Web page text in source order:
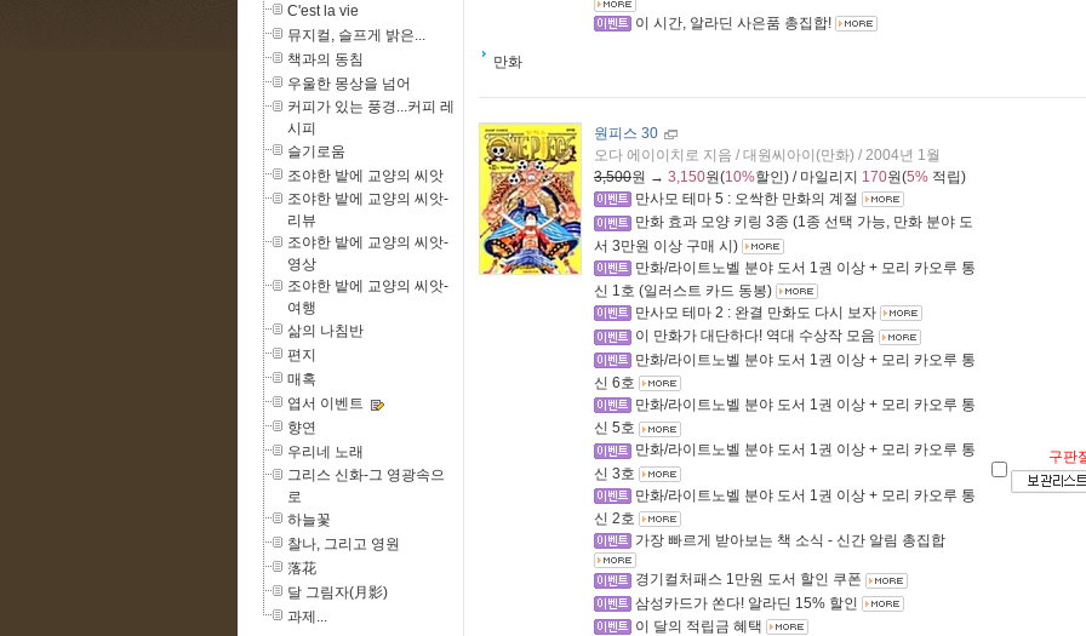
C'est la vie
뮤지컬, 슬프게 밝은...
책과의 동침
우울한 몽상을 넘어
커피가 있는 풍경...커피 레
시피
슬기로움
조야한 밭에 교양의 씨앗
조야한 밭에 교양의 씨앗-
리뷰
조야한 밭에 교양의 씨앗-
영상
조야한 밭에 교양의 씨앗-
여행
삶의 나침반
편지
매혹
엽서 이벤트
향연
우리네 노래
그리스 신화-그 영광속으
로
하늘꽃
찰나, 그리고 영원
落花
달 그림자(月影)
과제...
이 시간, 알라딘 사은품 총집합!
만화
원피스 30
오다 에이이치로 지음 / 대원씨아이(만화) / 2004년 1월
3,500원 → 3,150원(10%할인) / 마일리지 170원(5% 적립)
만사모 테마 5 : 오싹한 만화의 계절
만화 효과 모양 키링 3종 (1종 선택 가능, 만화 분야 도
서 3만원 이상 구매 시)
만화/라이트노벨 분야 도서 1권 이상 + 모리 카오루 통
신 1호 (일러스트 카드 동봉)
만사모 테마 2 : 완결 만화도 다시 보자
이 만화가 대단하다! 역대 수상작 모음
만화/라이트노벨 분야 도서 1권 이상 + 모리 카오루 통
신 6호
만화/라이트노벨 분야 도서 1권 이상 + 모리 카오루 통
신 5호
만화/라이트노벨 분야 도서 1권 이상 + 모리 카오루 통
신 3호
만화/라이트노벨 분야 도서 1권 이상 + 모리 카오루 통
신 2호
가장 빠르게 받아보는 책 소식 - 신간 알림 총집합
경기컬처패스 1만원 도서 할인 쿠폰
삼성카드가 쏜다! 알라딘 15% 할인
이 달의 적립금 혜택
구판